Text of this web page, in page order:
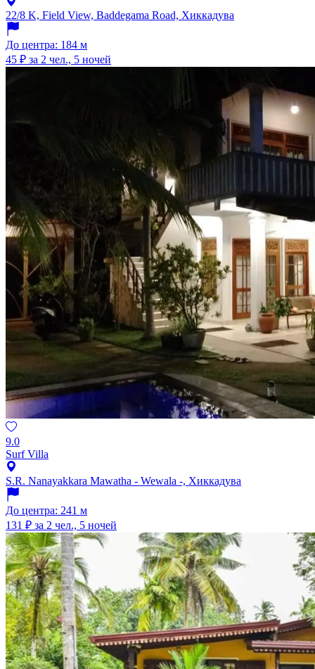
22/8 K, Field View, Baddegama Road, Хиккадува
До центра: 184 м
45 ₽ за 2 чел., 5 ночей
9.0
Surf Villa
S.R. Nanayakkara Mawatha - Wewala -, Хиккадува
До центра: 241 м
131 ₽ за 2 чел., 5 ночей